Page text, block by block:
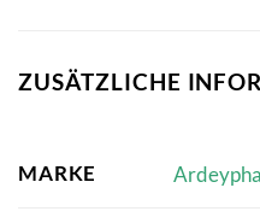
ZUSÄTZLICHE
MARKE